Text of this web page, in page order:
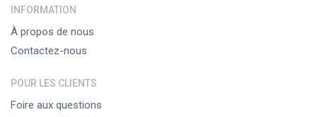
INFORMATION
À propos de nous
Contactez-nous
POUR LES CLIENTS
Foire aux questions